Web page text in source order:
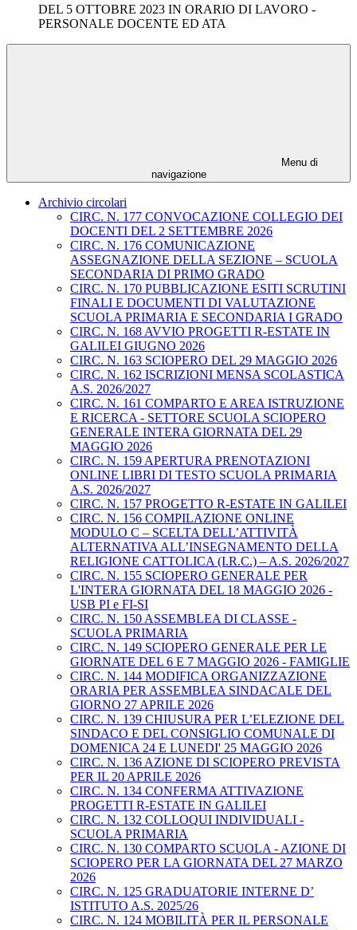
DEL 5 OTTOBRE 2023 IN ORARIO DI LAVORO -
PERSONALE DOCENTE ED ATA
Menu di
navigazione
Archivio circolari
CIRC. N. 177 CONVOCAZIONE COLLEGIO DEI
DOCENTI DEL 2 SETTEMBRE 2026
CIRC. N. 176 COMUNICAZIONE
ASSEGNAZIONE DELLA SEZIONE – SCUOLA
SECONDARIA DI PRIMO GRADO
CIRC. N. 170 PUBBLICAZIONE ESITI SCRUTINI
FINALI E DOCUMENTI DI VALUTAZIONE
SCUOLA PRIMARIA E SECONDARIA I GRADO
CIRC. N. 168 AVVIO PROGETTI R-ESTATE IN
GALILEI GIUGNO 2026
CIRC. N. 163 SCIOPERO DEL 29 MAGGIO 2026
CIRC. N. 162 ISCRIZIONI MENSA SCOLASTICA
A.S. 2026/2027
CIRC. N. 161 COMPARTO E AREA ISTRUZIONE
E RICERCA - SETTORE SCUOLA SCIOPERO
GENERALE INTERA GIORNATA DEL 29
MAGGIO 2026
CIRC. N. 159 APERTURA PRENOTAZIONI
ONLINE LIBRI DI TESTO SCUOLA PRIMARIA
A.S. 2026/2027
CIRC. N. 157 PROGETTO R-ESTATE IN GALILEI
CIRC. N. 156 COMPILAZIONE ONLINE
MODULO C – SCELTA DELL’ATTIVITÀ
ALTERNATIVA ALL’INSEGNAMENTO DELLA
RELIGIONE CATTOLICA (I.R.C.) – A.S. 2026/2027
CIRC. N. 155 SCIOPERO GENERALE PER
L'INTERA GIORNATA DEL 18 MAGGIO 2026 -
USB PI e FI-SI
CIRC. N. 150 ASSEMBLEA DI CLASSE -
SCUOLA PRIMARIA
CIRC. N. 149 SCIOPERO GENERALE PER LE
GIORNATE DEL 6 E 7 MAGGIO 2026 - FAMIGLIE
CIRC. N. 144 MODIFICA ORGANIZZAZIONE
ORARIA PER ASSEMBLEA SINDACALE DEL
GIORNO 27 APRILE 2026
CIRC. N. 139 CHIUSURA PER L’ELEZIONE DEL
SINDACO E DEL CONSIGLIO COMUNALE DI
DOMENICA 24 E LUNEDI' 25 MAGGIO 2026
CIRC. N. 136 AZIONE DI SCIOPERO PREVISTA
PER IL 20 APRILE 2026
CIRC. N. 134 CONFERMA ATTIVAZIONE
PROGETTI R-ESTATE IN GALILEI
CIRC. N. 132 COLLOQUI INDIVIDUALI -
SCUOLA PRIMARIA
CIRC. N. 130 COMPARTO SCUOLA - AZIONE DI
SCIOPERO PER LA GIORNATA DEL 27 MARZO
2026
CIRC. N. 125 GRADUATORIE INTERNE D’
ISTITUTO A.S. 2025/26
CIRC. N. 124 MOBILITÀ PER IL PERSONALE